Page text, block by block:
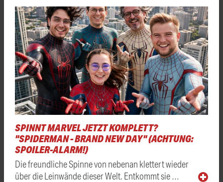
SPINNT MARVEL JETZT KOMPLETT?
"SPIDERMAN - BRAND NEW DAY" (ACHTUNG:
SPOILER-ALARM!)
Die freundliche Spinne von nebenan klettert wieder
über die Leinwände dieser Welt. Entkommt sie …